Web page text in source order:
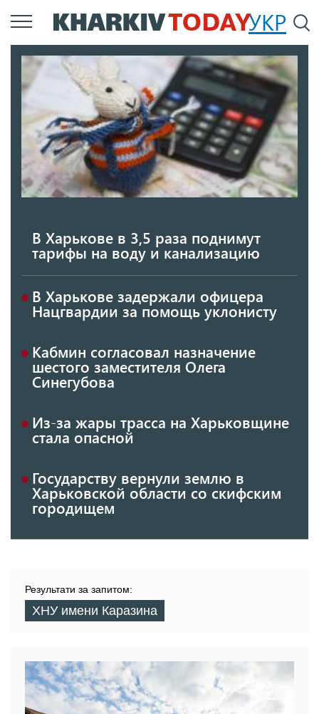
Перейти
к
содержанию
УКР
В Харькове в 3,5 раза поднимут
тарифы на воду и канализацию
В Харькове задержали офицера
Нацгвардии за помощь уклонисту
Кабмин согласовал назначение
шестого заместителя Олега
Синегубова
Из-за жары трасса на Харьковщине
стала опасной
Государству вернули землю в
Харьковской области со скифским
городищем
Результати за запитом:
ХНУ имени Каразина